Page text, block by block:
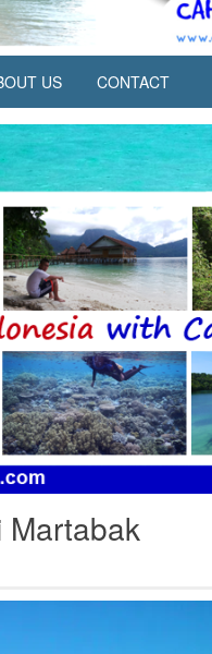
US CONTACT
Martabak